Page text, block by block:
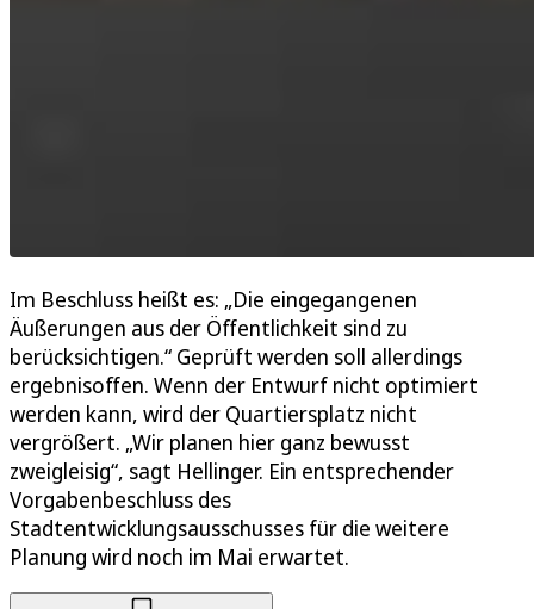
Im Beschluss heißt es: „Die eingegangenen
Äußerungen aus der Öffentlichkeit sind zu
berücksichtigen.“ Geprüft werden soll allerdings
ergebnisoffen. Wenn der Entwurf nicht optimiert
werden kann, wird der Quartiersplatz nicht
vergrößert. „Wir planen hier ganz bewusst
zweigleisig“, sagt Hellinger. Ein entsprechender
Vorgabenbeschluss des
Stadtentwicklungsausschusses für die weitere
Planung wird noch im Mai erwartet.